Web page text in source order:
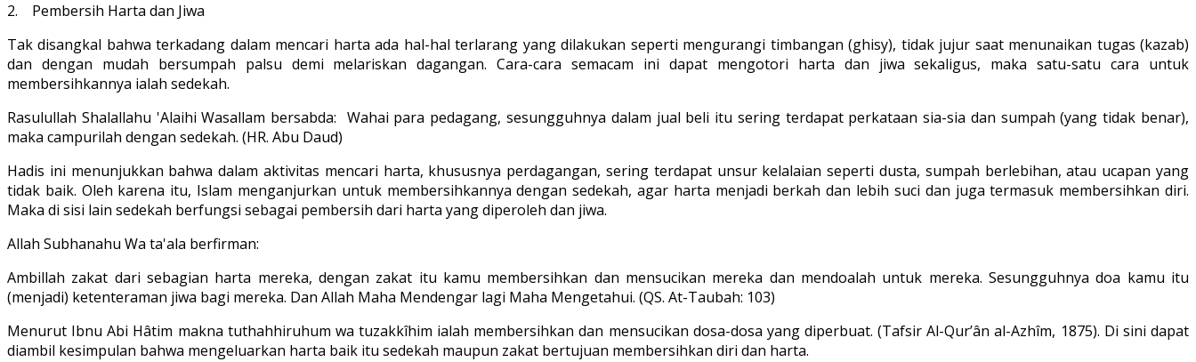
2. Pembersih Harta dan Jiwa
Tak disangkal bahwa terkadang dalam mencari harta ada hal-hal terlarang yang dilakukan seperti mengurangi timbangan (ghisy), tidak jujur saat menunaikan tugas (kazab)
dan dengan mudah bersumpah palsu demi melariskan dagangan. Cara-cara semacam ini dapat mengotori harta dan jiwa sekaligus, maka satu-satu cara untuk
membersihkannya ialah sedekah.
Rasulullah Shalallahu 'Alaihi Wasallam bersabda: Wahai para pedagang, sesungguhnya dalam jual beli itu sering terdapat perkataan sia-sia dan sumpah (yang tidak benar),
maka campurilah dengan sedekah. (HR. Abu Daud)
Hadis ini menunjukkan bahwa dalam aktivitas mencari harta, khususnya perdagangan, sering terdapat unsur kelalaian seperti dusta, sumpah berlebihan, atau ucapan yang
tidak baik. Oleh karena itu, Islam menganjurkan untuk membersihkannya dengan sedekah, agar harta menjadi berkah dan lebih suci dan juga termasuk membersihkan diri.
Maka di sisi lain sedekah berfungsi sebagai pembersih dari harta yang diperoleh dan jiwa.
Allah Subhanahu Wa ta'ala berfirman:
Ambillah zakat dari sebagian harta mereka, dengan zakat itu kamu membersihkan dan mensucikan mereka dan mendoalah untuk mereka. Sesungguhnya doa kamu itu
(menjadi) ketenteraman jiwa bagi mereka. Dan Allah Maha Mendengar lagi Maha Mengetahui. (QS. At-Taubah: 103)
Menurut Ibnu Abi Hâtim makna tuthahhiruhum wa tuzakkîhim ialah membersihkan dan mensucikan dosa-dosa yang diperbuat. (Tafsir Al-Qur’ân al-Azhîm, 1875). Di sini dapat
diambil kesimpulan bahwa mengeluarkan harta baik itu sedekah maupun zakat bertujuan membersihkan diri dan harta.